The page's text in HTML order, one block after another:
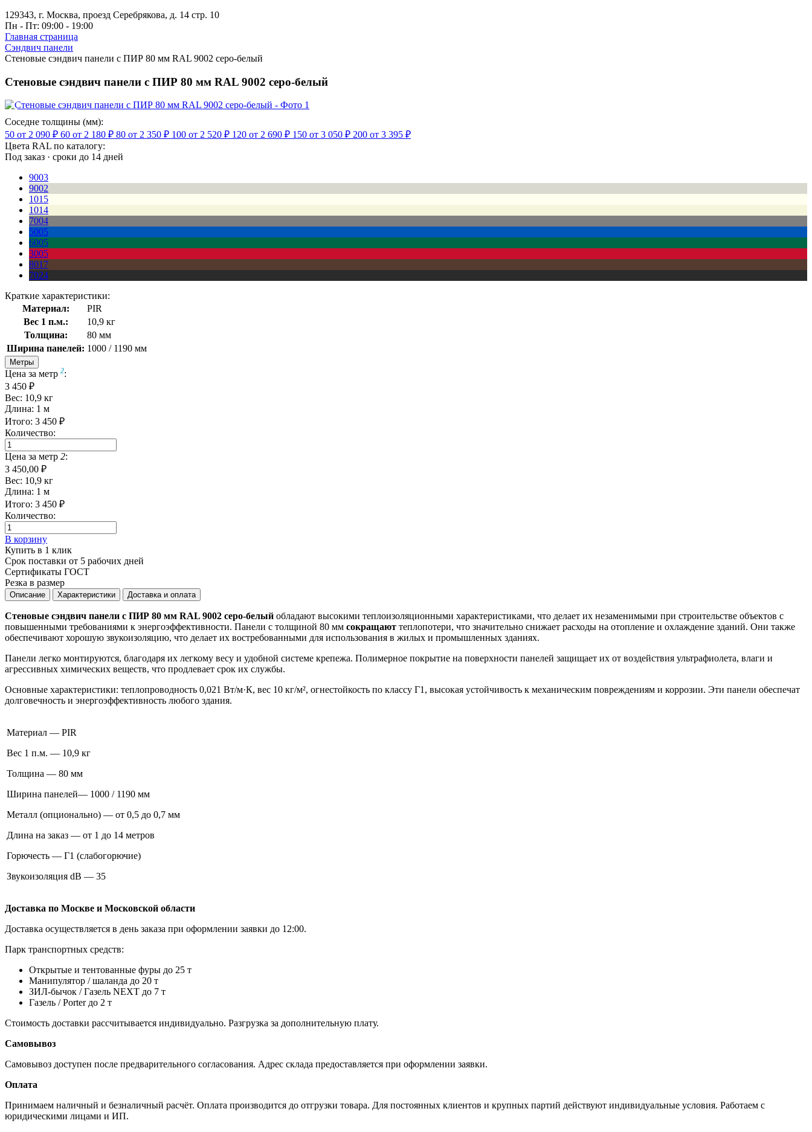
129343, г. Москва, проезд Серебрякова, д. 14 стр. 10
Пн - Пт: 09:00 - 19:00
Главная страница
Сэндвич панели
Стеновые сэндвич панели с ПИР 80 мм RAL 9002 серо-белый
Стеновые сэндвич панели с ПИР 80 мм RAL 9002 серо-белый
Соседне толщины (мм):
50 от 2 090 ₽ 60 от 2 180 ₽ 80 от 2 350 ₽ 100 от 2 520 ₽ 120 от 2 690 ₽ 150 от 3 050 ₽ 200 от 3 395 ₽
Цвета RAL по каталогу:
Под заказ · сроки до 14 дней
9003
9002
1015
1014
7004
5005
6005
3005
8017
7024
Краткие характеристики:
Материал:
PIR
Вес 1 п.м.:
10,9 кг
Толщина:
80 мм
Ширина панелей: 1000 / 1190 мм
Метры
Цена за метр 2:
3 450 ₽
Вес: 10,9 кг
Длина: 1 м
Итого: 3 450 ₽
Количество:
Цена за метр 2:
3 450,00 ₽
Вес: 10,9 кг
Длина: 1 м
Итого: 3 450 ₽
Количество:
В корзину
Купить в 1 клик
Срок поставки от 5 рабочих дней
Сертификаты ГОСТ
Резка в размер
Описание Характеристики Доставка и оплата
Стеновые сэндвич панели с ПИР 80 мм RAL 9002 серо-белый обладают высокими теплоизоляционными характеристиками, что делает их незаменимыми при строительстве объектов с
повышенными требованиями к энергоэффективности. Панели с толщиной 80 мм сокращают теплопотери, что значительно снижает расходы на отопление и охлаждение зданий. Они также
обеспечивают хорошую звукоизоляцию, что делает их востребованными для использования в жилых и промышленных зданиях.
Панели легко монтируются, благодаря их легкому весу и удобной системе крепежа. Полимерное покрытие на поверхности панелей защищает их от воздействия ультрафиолета, влаги и
агрессивных химических веществ, что продлевает срок их службы.
Основные характеристики: теплопроводность 0,021 Вт/м·К, вес 10 кг/м², огнестойкость по классу Г1, высокая устойчивость к механическим повреждениям и коррозии. Эти панели обеспечат
долговечность и энергоэффективность любого здания.
Материал — PIR
Вес 1 п.м. — 10,9 кг
Толщина — 80 мм
Ширина панелей— 1000 / 1190 мм
Металл (опционально) — от 0,5 до 0,7 мм
Длина на заказ — от 1 до 14 метров
Горючесть — Г1 (слабогорючие)
Звукоизоляция dB — 35
Доставка по Москве и Московской области
Доставка осуществляется в день заказа при оформлении заявки до 12:00.
Парк транспортных средств:
Открытые и тентованные фуры до 25 т
Манипулятор / шаланда до 20 т
ЗИЛ-бычок / Газель NEXT до 7 т
Газель / Porter до 2 т
Стоимость доставки рассчитывается индивидуально. Разгрузка за дополнительную плату.
Самовывоз
Самовывоз доступен после предварительного согласования. Адрес склада предоставляется при оформлении заявки.
Оплата
Принимаем наличный и безналичный расчёт. Оплата производится до отгрузки товара. Для постоянных клиентов и крупных партий действуют индивидуальные условия. Работаем с
юридическими лицами и ИП.